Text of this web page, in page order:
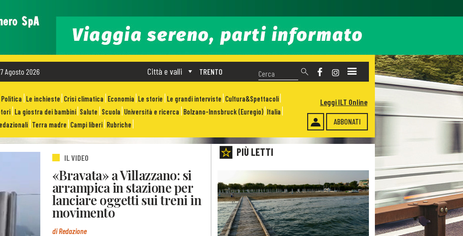
Agosto 2026 TRENTO
Città e valli
Politica Le inchieste Crisi climatica Economia Le storie Le grandi interviste Cultura&Spettacoli
La giostra dei bambini Salute Scuola Università e ricerca Bolzano-Innsbruck (Euregio) Italia
Terra madre Campi liberi Rubriche ABBONATI
Leggi ILT Online
IL VIDEO
«Bravata» a Villazzano: si
arrampica in stazione per
lanciare oggetti sui treni in
movimento
di Redazione
PIÙ LETTI